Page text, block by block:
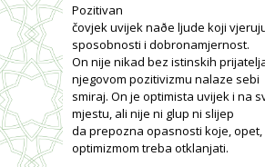
Pozitivan
čovjek uvijek naðe ljude koji
sposobnosti i dobronamjernost.
On nije nikad bez istinskih
njegovom pozitivizmu nalaze sebi
smiraj. On je optimista uvijek i na
mjestu, ali nije ni glup ni slijep
da prepozna opasnosti koje, opet,
optimizmom treba otklanjati.